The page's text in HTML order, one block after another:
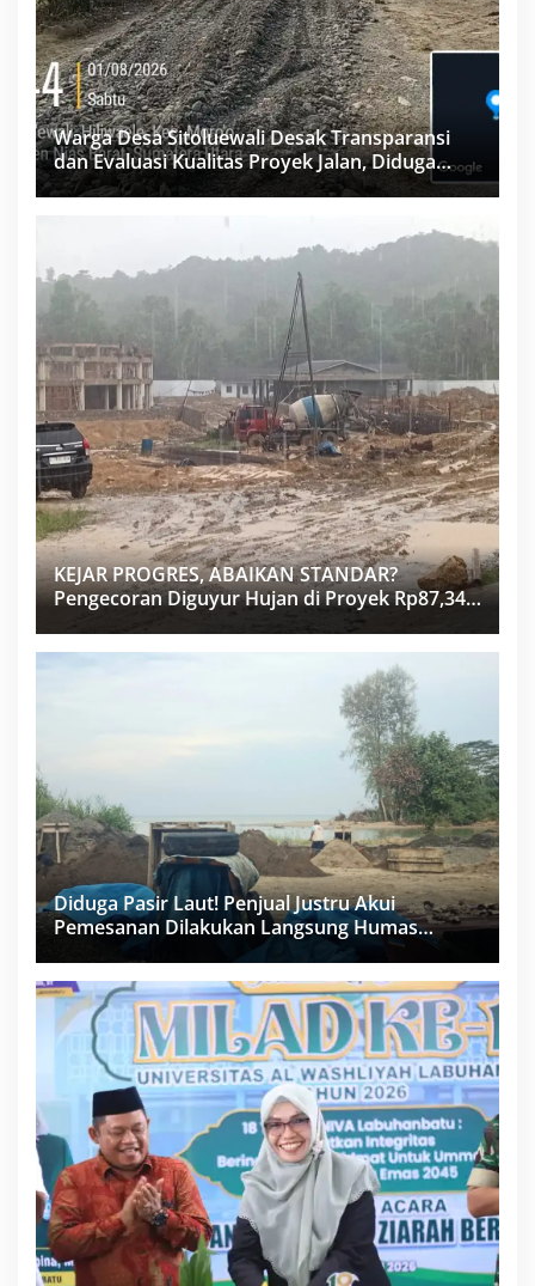
Warga Desa Sitoluewali Desak Transparansi
dan Evaluasi Kualitas Proyek Jalan, Diduga
Minim Informasi
KEJAR PROGRES, ABAIKAN STANDAR?
Pengecoran Diguyur Hujan di Proyek Rp87,34
Miliar Sukma Nias, Konsultan, Pengawas dan
PPK Bungkam
Diduga Pasir Laut! Penjual Justru Akui
Pemesanan Dilakukan Langsung Humas